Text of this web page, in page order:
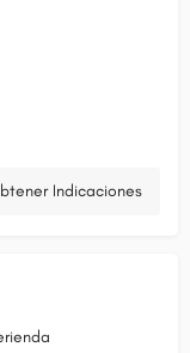
Indicaciones